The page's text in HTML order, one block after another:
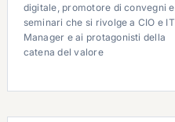
digitale, promotore di convegni e
seminari che si rivolge a CIO e IT
Manager e ai protagonisti della
catena del valore